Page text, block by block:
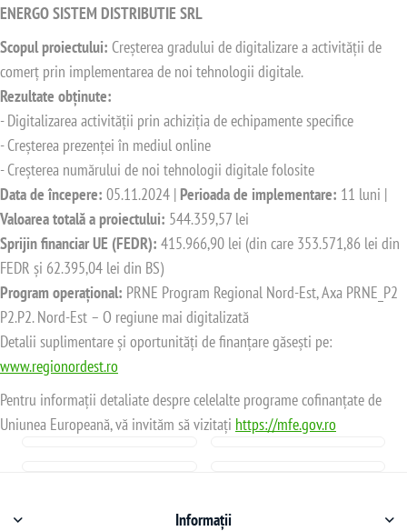
ENERGO SISTEM DISTRIBUTIE SRL
Scopul proiectului: Creșterea gradului de digitalizare a activității de
comerț prin implementarea de noi tehnologii digitale.
Rezultate obținute:
- Digitalizarea activității prin achiziția de echipamente specifice
- Creșterea prezenței în mediul online
- Creșterea numărului de noi tehnologii digitale folosite
Data de începere: 05.11.2024 | Perioada de implementare: 11 luni |
Valoarea totală a proiectului: 544.359,57 lei
Sprijin financiar UE (FEDR): 415.966,90 lei (din care 353.571,86 lei din
FEDR și 62.395,04 lei din BS)
Program operațional: PRNE Program Regional Nord-Est, Axa PRNE_P2
P2.P2. Nord-Est – O regiune mai digitalizată
Detalii suplimentare și oportunități de finanțare găsești pe:
www.regionordest.ro
Pentru informații detaliate despre celelalte programe cofinanțate de
Uniunea Europeană, vă invităm să vizitați https://mfe.gov.ro
Informații